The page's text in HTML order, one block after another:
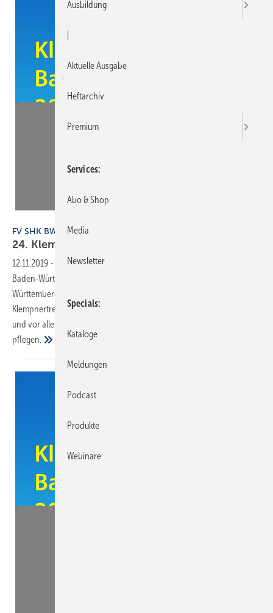
FV SHK BW
24. Klempnertreff
12.11.2019 -
Am 6. und 7. Februar 2020 findet der 24. Klempnertreff
Baden-Württemberg in Titisee statt. Klempner aus Baden-
Württemberg treffen sich traditionell am Jahresanfang beim
Klempnertreff, um ihr Fachwissen auf den neuesten Stand zu bringen
und vor allem den Kontakt innerhalb der Klempnerfamilie zu
pflegen.
Ausbildung
Aktuelle Ausgabe
Heftarchiv
Premium
Services
Abo & Shop
Media
Newsletter
Specials
Kataloge
Meldungen
Podcast
Produkte
Webinare